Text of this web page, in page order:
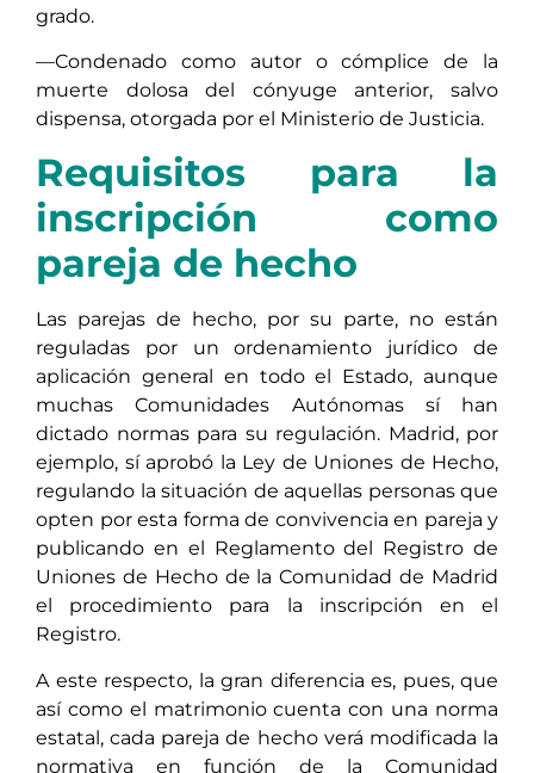
grado.
—Condenado como autor o cómplice de la
muerte dolosa del cónyuge anterior, salvo
dispensa, otorgada por el Ministerio de Justicia.
Requisitos para la
inscripción como
pareja de hecho
Las parejas de hecho, por su parte, no están
reguladas por un ordenamiento jurídico de
aplicación general en todo el Estado, aunque
muchas Comunidades Autónomas sí han
dictado normas para su regulación. Madrid, por
ejemplo, sí aprobó la Ley de Uniones de Hecho,
regulando la situación de aquellas personas que
opten por esta forma de convivencia en pareja y
publicando en el Reglamento del Registro de
Uniones de Hecho de la Comunidad de Madrid
el procedimiento para la inscripción en el
Registro.
A este respecto, la gran diferencia es, pues, que
así como el matrimonio cuenta con una norma
estatal, cada pareja de hecho verá modificada la
normativa en función de la Comunidad